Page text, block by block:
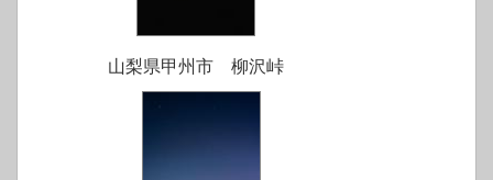
山梨県甲州市 柳沢峠